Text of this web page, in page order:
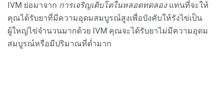
IVM ย่อมาจาก การเจริญเติบโตในหลอดทดลองแทนที่จะให้
คุณได้รับยาที่มีความอุดมสมบูรณ์สูงเพื่อบังคับให้รังไข่เป็น
ผู้ใหญ่ไข่จำนวนมากด้วย IVM คุณจะได้รับยาไม่มีความอุดม
สมบูรณ์หรือมีปริมาณที่ต่ำมาก